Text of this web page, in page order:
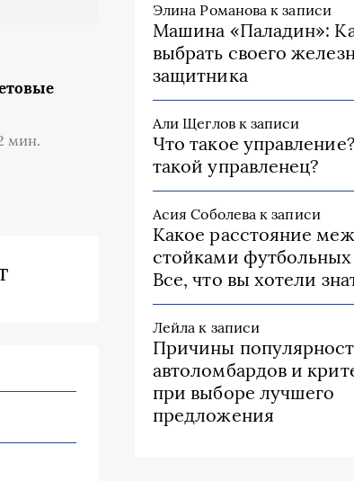
мин.
Элина Романова к записи
Машина «Паладин»:
выбрать своего
защитника
Али Щегловк записи
Что такое
такой управленец?
Асия Соболева к записи
Какое расстояние
стойками футбольных
Все, что вы хотели
Лейла к записи
Причины
автоломбардов и
при выборе лучшего
предложения